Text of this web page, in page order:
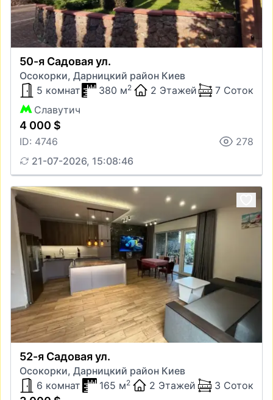
50-я Садовая ул.
Осокорки, Дарницкий район Киев
5 комнат
380 м2 2 Этажей
7 Соток
Славутич
4 000 $
ID: 4746
278
21-07-2026, 15:08:46
52-я Садовая ул.
Осокорки, Дарницкий район Киев
6 комнат
165 м2 2 Этажей 3 Соток